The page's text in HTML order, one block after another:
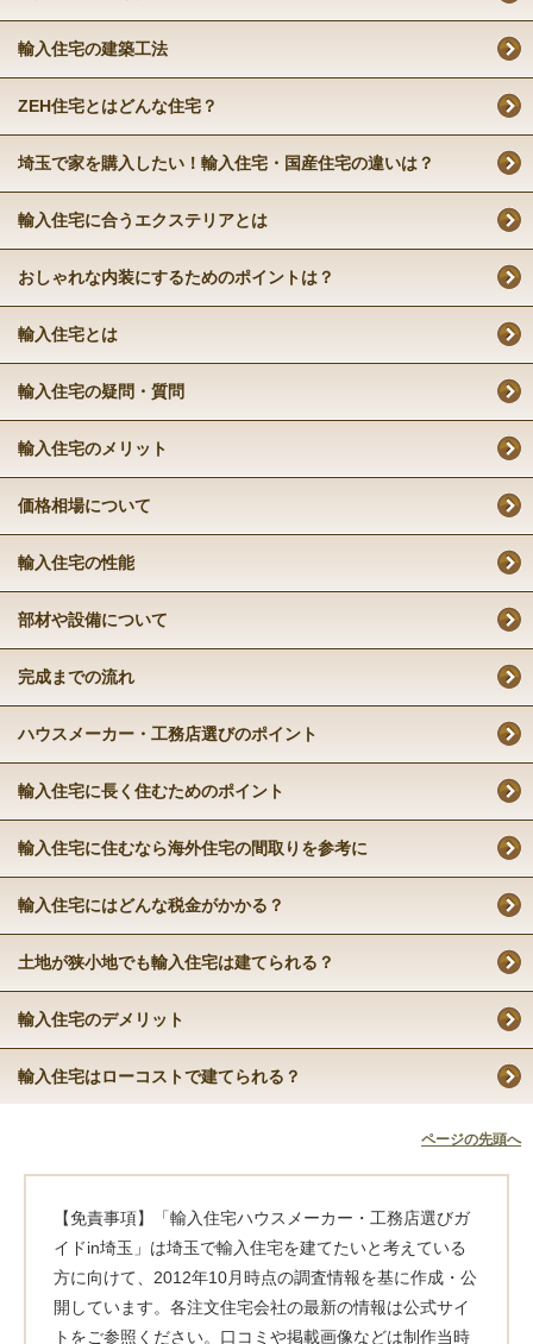
輸入住宅の建築工法
ZEH住宅とはどんな住宅？
埼玉で家を購入したい！輸入住宅・国産住宅の違いは？
輸入住宅に合うエクステリアとは
おしゃれな内装にするためのポイントは？
輸入住宅とは
輸入住宅の疑問・質問
輸入住宅のメリット
価格相場について
輸入住宅の性能
部材や設備について
完成までの流れ
ハウスメーカー・工務店選びのポイント
輸入住宅に長く住むためのポイント
輸入住宅に住むなら海外住宅の間取りを参考に
輸入住宅にはどんな税金がかかる？
土地が狭小地でも輸入住宅は建てられる？
輸入住宅のデメリット
輸入住宅はローコストで建てられる？
ページの先頭へ
【免責事項】「輸入住宅ハウスメーカー・工務店選びガ
イドin埼玉」は埼玉で輸入住宅を建てたいと考えている
方に向けて、2012年10月時点の調査情報を基に作成・公
開しています。各注文住宅会社の最新の情報は公式サイ
トをご参照ください。口コミや掲載画像などは制作当時